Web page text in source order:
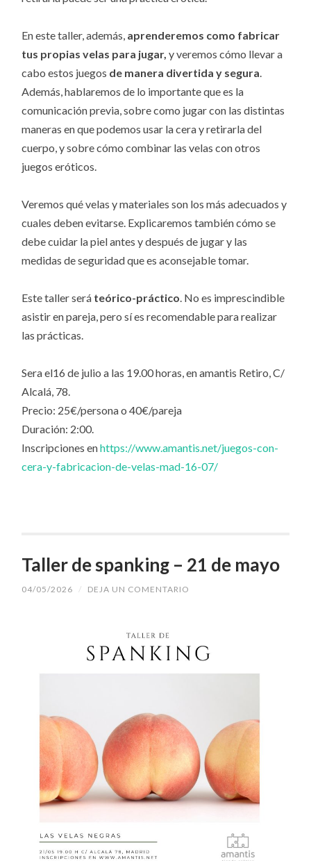
En este taller, además, aprenderemos como fabricar
tus propias velas para jugar, y veremos cómo llevar a
cabo estos juegos de manera divertida y segura.
Además, hablaremos de lo importante que es la
comunicación previa, sobre como jugar con las distintas
maneras en que podemos usar la cera y retirarla del
cuerpo, y sobre cómo combinar las velas con otros
juegos eróticos.
Veremos qué velas y materiales son los más adecuados y
cuales deben evitarse. Explicaremos también cómo se
debe cuidar la piel antes y después de jugar y las
medidas de seguridad que es aconsejable tomar.
Este taller será teórico-práctico. No es imprescindible
asistir en pareja, pero sí es recomendable para realizar
las prácticas.
Sera el16 de julio a las 19.00 horas, en amantis Retiro, C/
Alcalá, 78.
Precio: 25€/persona o 40€/pareja
Duración: 2:00.
Inscripciones enhttps://www.amantis.net/juegos-con-
cera-y-fabricacion-de-velas-mad-16-07/
Taller de spanking – 21 de mayo
04/05/2026 / DEJA UN COMENTARIO